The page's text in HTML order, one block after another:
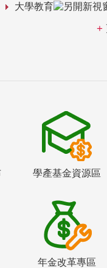
大學教育
學產基金資源區
年金改革專區